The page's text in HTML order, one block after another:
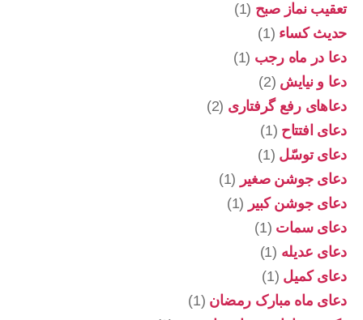
تعقیب نماز صبح (1)
حدیث کساء (1)
دعا در ماه رجب (1)
دعا و نیایش (2)
دعاهای رفع گرفتاری (2)
دعای افتتاح (1)
دعای توسّل (1)
دعای جوشن صغیر (1)
دعای جوشن کبیر (1)
دعای سمات (1)
دعای عدیله (1)
دعای کمیل (1)
دعای ماه مبارک رمضان (1)